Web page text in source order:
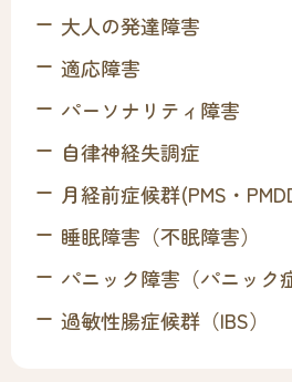
大人の発達障害
適応障害
パーソナリティ障害
自律神経失調症
月経前症候群(PMS・
睡眠障害（不眠障害）
パニック障害（パニック
過敏性腸症候群（IBS）